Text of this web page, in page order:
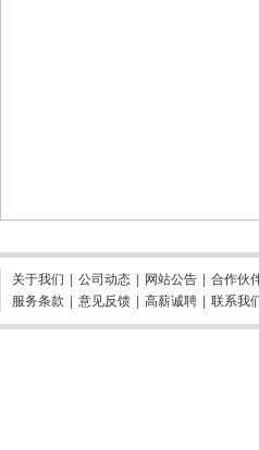
关于我们 公司动态 网站公告
合作伙
服务条款
意见反馈 高薪诚聘 联系我